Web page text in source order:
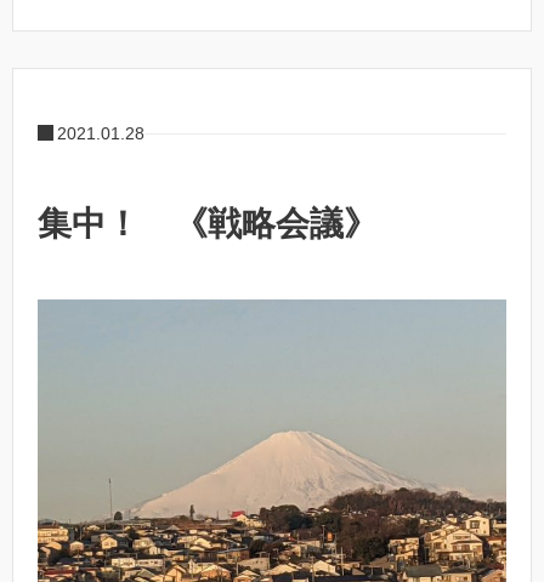
2021.01.28
集中！ 《戦略会議》